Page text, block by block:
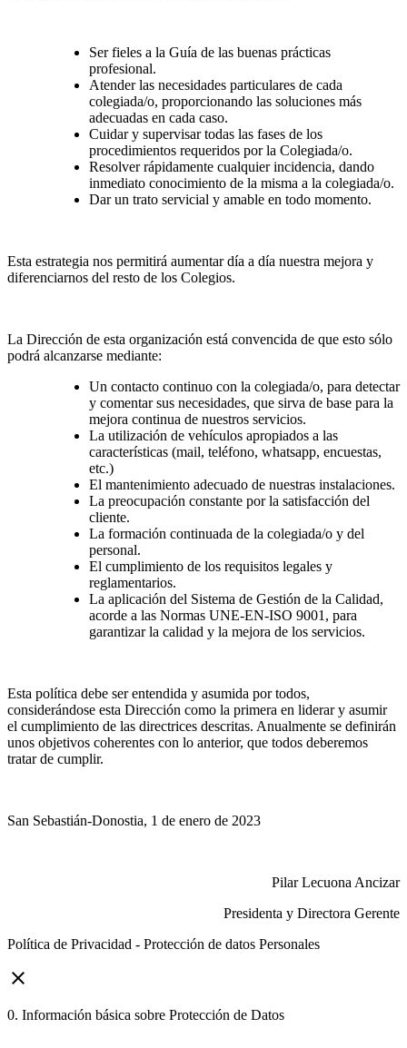
Ser fieles a la Guía de las buenas prácticas
profesional.
Atender las necesidades particulares de cada
colegiada/o, proporcionando las soluciones más
adecuadas en cada caso.
Cuidar y supervisar todas las fases de los
procedimientos requeridos por la Colegiada/o.
Resolver rápidamente cualquier incidencia, dando
inmediato conocimiento de la misma a la colegiada/o.
Dar un trato servicial y amable en todo momento.
Esta estrategia nos permitirá aumentar día a día nuestra mejora y
diferenciarnos del resto de los Colegios.
La Dirección de esta organización está convencida de que esto sólo
podrá alcanzarse mediante:
Un contacto continuo con la colegiada/o, para detectar
y comentar sus necesidades, que sirva de base para la
mejora continua de nuestros servicios.
La utilización de vehículos apropiados a las
características (mail, teléfono, whatsapp, encuestas,
etc.)
El mantenimiento adecuado de nuestras instalaciones.
La preocupación constante por la satisfacción del
cliente.
La formación continuada de la colegiada/o y del
personal.
El cumplimiento de los requisitos legales y
reglamentarios.
La aplicación del Sistema de Gestión de la Calidad,
acorde a las Normas UNE-EN-ISO 9001, para
garantizar la calidad y la mejora de los servicios.
Esta política debe ser entendida y asumida por todos,
considerándose esta Dirección como la primera en liderar y asumir
el cumplimiento de las directrices descritas. Anualmente se definirán
unos objetivos coherentes con lo anterior, que todos deberemos
tratar de cumplir.
San Sebastián-Donostia, 1 de enero de 2023
Pilar Lecuona Ancizar
Presidenta y Directora Gerente
Política de Privacidad - Protección de datos Personales
close
0. Información básica sobre Protección de Datos